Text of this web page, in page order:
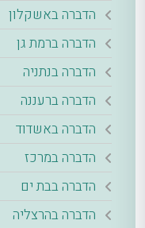
הדברה באשקלון
הדברה ברמת גן
הדברה בנתניה
הדברה ברעננה
הדברה באשדוד
הדברה במרכז
הדברה בבת ים
הדברה בהרצליה